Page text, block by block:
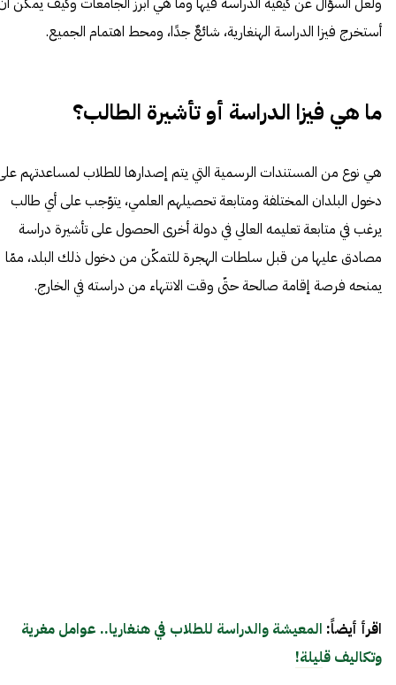
أستخرج فيزا الدراسة الهنغارية، شائعٌ جدًا، ومحط اهتمام الجميع.
ما هي فيزا الدراسة أو تأشيرة الطالب؟
هي نوع من المستندات الرسمية التي يتم إصدارها للطلاب لمساعدتهم
دخول البلدان المختلفة ومتابعة تحصيلهم العلمي، يتوّجب على أي طالب
يرغب في متابعة تعليمه العالي في دولة أخرى الحصول على تأشيرة دراسة
مصادق عليها من قبل سلطات الهجرة للتمكّن من دخول ذلك البلد، ممّا
يمنحه فرصة إقامة صالحة حتّى وقت الانتهاء من دراسته في الخارج.
اقرأ أيضاً: المعيشة والدراسة للطلاب في هنغاريا.. عوامل مغرية
وتكاليف قليلة!